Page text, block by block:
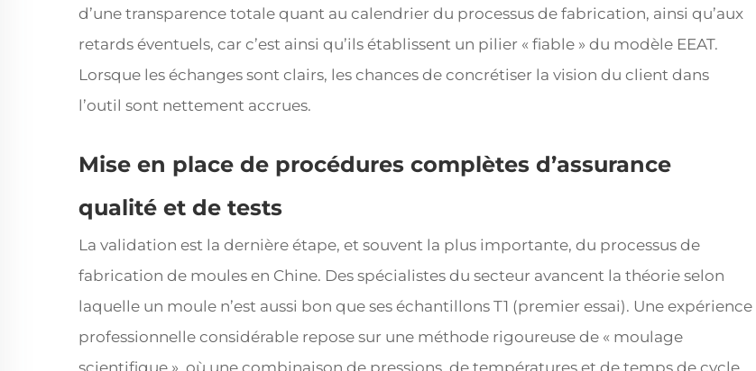
d’une transparence totale quant au calendrier du processus de fabrication, ainsi qu’aux
retards éventuels, car c’est ainsi qu’ils établissent un pilier « fiable » du modèle EEAT.
Lorsque les échanges sont clairs, les chances de concrétiser la vision du client dans
l’outil sont nettement accrues.
Mise en place de procédures complètes d’assurance
qualité et de tests
La validation est la dernière étape, et souvent la plus importante, du processus de
fabrication de moules en Chine. Des spécialistes du secteur avancent la théorie selon
laquelle un moule n’est aussi bon que ses échantillons T1 (premier essai). Une expérience
professionnelle considérable repose sur une méthode rigoureuse de « moulage
scientifique », où une combinaison de pressions, de températures et de temps de cycle